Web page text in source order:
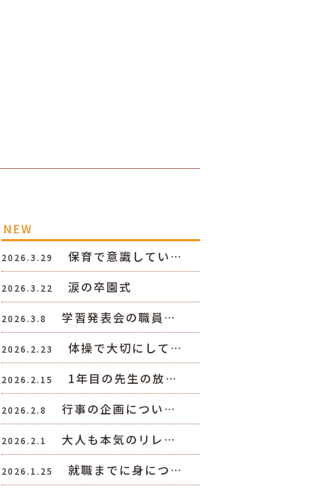
NEW
2026.3.29 保育で意識してい…
2026.3.22 涙の卒園式
2026.3.8 学習発表会の職員…
2026.2.23 体操で大切にして…
2026.2.15 1年目の先生の放…
2026.2.8 行事の企画につい…
2026.2.1 大人も本気のリレ…
2026.1.25 就職までに身につ…